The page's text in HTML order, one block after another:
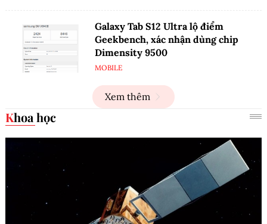
Galaxy Tab S12 Ultra lộ điểm
Geekbench, xác nhận dùng chip
Dimensity 9500
MOBILE
Xem thêm
Khoa học